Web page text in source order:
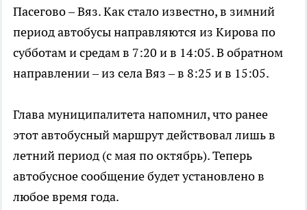
Пасегово – Вяз. Как стало известно, в зимний
период автобусы направляются из Кирова по
субботам и средам в 7:20 и в 14:05. В обратном
направлении – из села Вяз – в 8:25 и в 15:05.
Глава муниципалитета напомнил, что ранее
этот автобусный маршрут действовал лишь в
летний период (с мая по октябрь). Теперь
автобусное сообщение будет установлено в
любое время года.